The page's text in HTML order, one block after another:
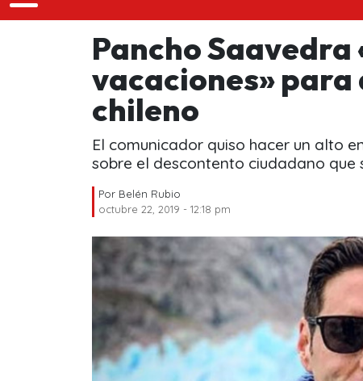
Pancho Saavedra
vacaciones»
chileno
El comunicador quiso hacer un alto
sobre el descontento ciudadano que
Por Belén Rubio
octubre 22, 2019 - 12:18 pm